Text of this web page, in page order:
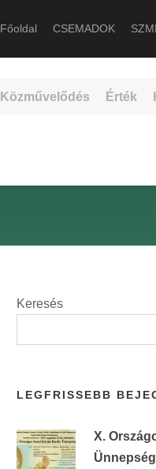
Főoldal CSEMADOK
Közművelődés Érték
Keresés
LEGFRISSEBB
X.
Ünnepség